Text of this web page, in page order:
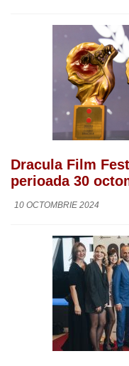
Dracula Film
perioada 30
10 OCTOMBRIE 2024